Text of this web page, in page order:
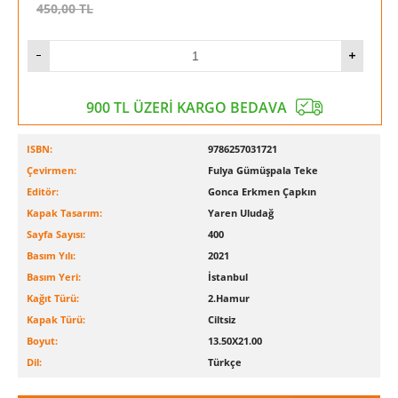
Kendiniz olun.
“ Jim Kwiik: 195 ülkede çevrimiçi kurslar veren, açılış
gelişim uzmanı”
450,00TL
900 TL ÜZERİ KARGO BEDAVA
ISBN:
9786257031721
Çevirmen:
Fulya Gümüşpala Teke
Editör:
Gonca Erkmen Çapkın
Kapak Tasarım:
Yaren Uludağ
Sayfa Sayısı:
400
Basım Yılı:
2021
Basım Yeri:
İstanbul
Kağıt Türü:
2.Hamur
Kapak Türü:
Ciltsiz
Boyut:
13.50X21.00
Dil:
Türkçe